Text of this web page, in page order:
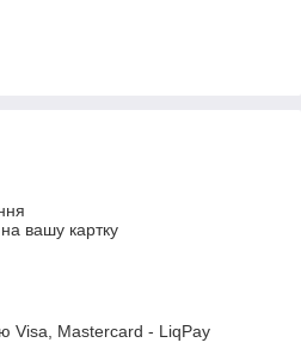
вашу картку
Visa, Mastercard - LiqPay